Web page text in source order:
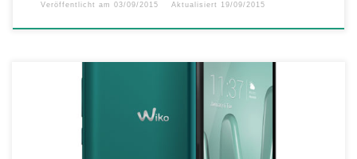
Veröffentlicht am 03/09/2015 Aktualisiert 19/09/2015
IFA-Neuheiten: LENNY 2, RAINOW JAM und SUNSET 2 sind da!
Wiko präsentiert die nächste Generation der Einsteiger-Smartphones
Pünktlich zur IFA präsentiert der Smartphone-Hersteller Wiko drei